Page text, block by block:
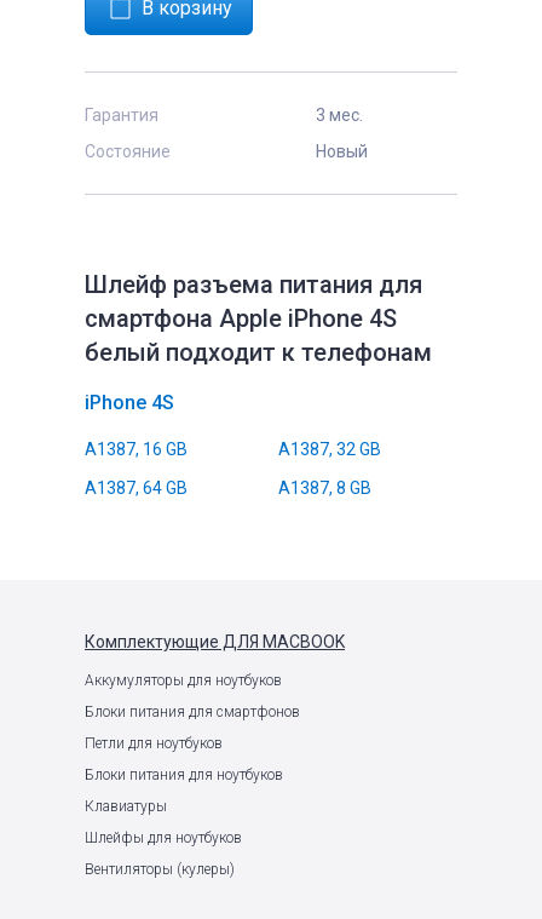
Гарантия
3 мес.
Состояние
Новый
Шлейф разъема питания для
смартфона Apple iPhone 4S
белый подходит к телефонам
iPhone 4S
A1387, 16 GB
A1387, 32 GB
A1387, 64 GB
A1387, 8 GB
Комплектующие ДЛЯ MACBOOK
Аккумуляторы для ноутбуков
Блоки питания для смартфонов
Петли для ноутбуков
Блоки питания для ноутбуков
Клавиатуры
Шлейфы для ноутбуков
Вентиляторы (кулеры)